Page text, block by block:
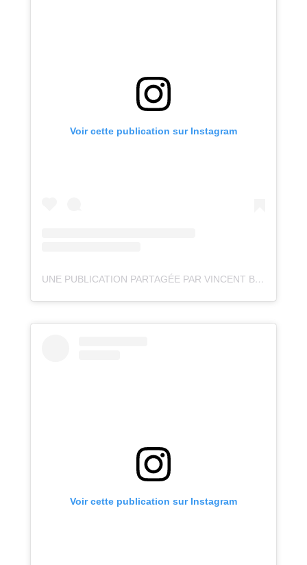
Voir cette publication sur Instagram
UNE PUBLICATION PARTAGÉE PAR VINCENT BEUDEZ 📷 (@VINCENTVOYAGE)
Voir cette publication sur Instagram